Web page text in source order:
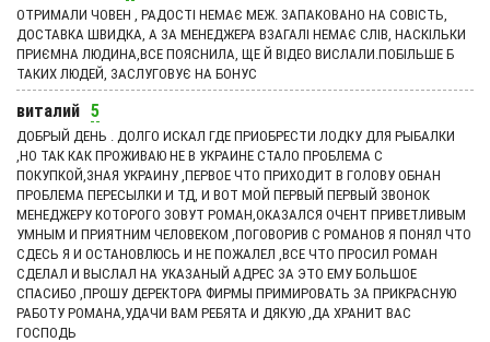
ОТРИМАЛИ ЧОВЕН , РАДОСТІ НЕМАЄ МЕЖ. ЗАПАКОВАНО НА СОВІСТЬ,
ДОСТАВКА ШВИДКА, А ЗА МЕНЕДЖЕРА ВЗАГАЛІ НЕМАЄ СЛІВ, НАСКІЛЬКИ
ПРИЄМНА ЛЮДИНА,ВСЕ ПОЯСНИЛА, ЩЕ Й ВІДЕО ВИСЛАЛИ.ПОБІЛЬШЕ Б
ТАКИХ ЛЮДЕЙ, ЗАСЛУГОВУЄ НА БОНУС
виталий 5
ДОБРЫЙ ДЕНЬ . ДОЛГО ИСКАЛ ГДЕ ПРИОБРЕСТИ ЛОДКУ ДЛЯ РЫБАЛКИ
,НО ТАК КАК ПРОЖИВАЮ НЕ В УКРАИНЕ СТАЛО ПРОБЛЕМА С
ПОКУПКОЙ,ЗНАЯ УКРАИНУ ,ПЕРВОЕ ЧТО ПРИХОДИТ В ГОЛОВУ ОБНАН
ПРОБЛЕМА ПЕРЕСЫЛКИ И ТД, И ВОТ МОЙ ПЕРВЫЙ ПЕРВЫЙ ЗВОНОК
МЕНЕДЖЕРУ КОТОРОГО ЗОВУТ РОМАН,ОКАЗАЛСЯ ОЧЕНТ ПРИВЕТЛИВЫМ
УМНЫМ И ПРИЯТНИМ ЧЕЛОВЕКОМ ,ПОГОВОРИВ С РОМАНОВ Я ПОНЯЛ ЧТО
СДЕСЬ Я И ОСТАНОВЛЮСЬ И НЕ ПОЖАЛЕЛ ,ВСЕ ЧТО ПРОСИЛ РОМАН
СДЕЛАЛ И ВЫСЛАЛ НА УКАЗАНЫЙ АДРЕС ЗА ЭТО ЕМУ БОЛЬШОЕ
СПАСИБО ,ПРОШУ ДЕРЕКТОРА ФИРМЫ ПРИМИРОВАТЬ ЗА ПРИКРАСНУЮ
РАБОТУ РОМАНА,УДАЧИ ВАМ РЕБЯТА И ДЯКУЮ ,ДА ХРАНИТ ВАС
ГОСПОДЬ